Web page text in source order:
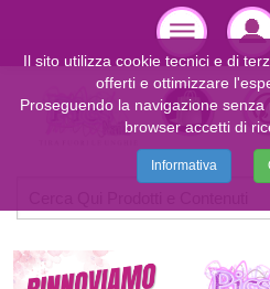
Il sito utilizza cookie tecnici e di
offerti e ottimizzare
Proseguendo la navigazione
browser accetti di
Informativa